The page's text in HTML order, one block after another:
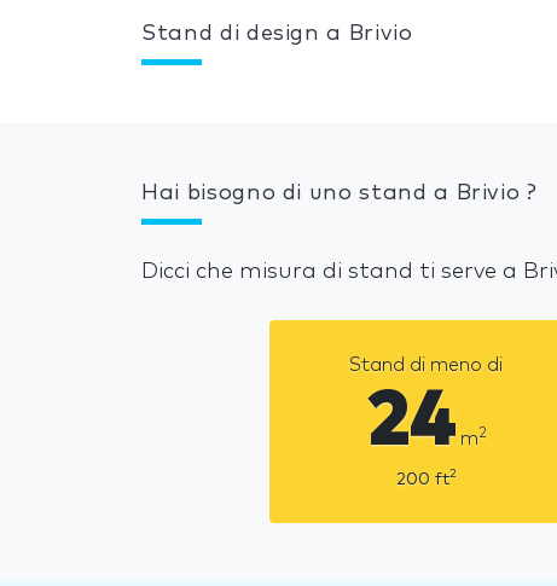
Stand di design a Brivio
Hai bisogno di uno stand a Brivio ?
Dicci che misura di stand ti serve a
Stand di meno di
24 m2
200 ft2